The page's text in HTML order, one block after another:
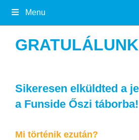
Menu
Sikeresen elküldted a
a Funside Őszi táborba!
Mi történik ezután?